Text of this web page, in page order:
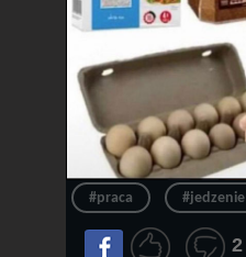
#praca #jedzenie
2